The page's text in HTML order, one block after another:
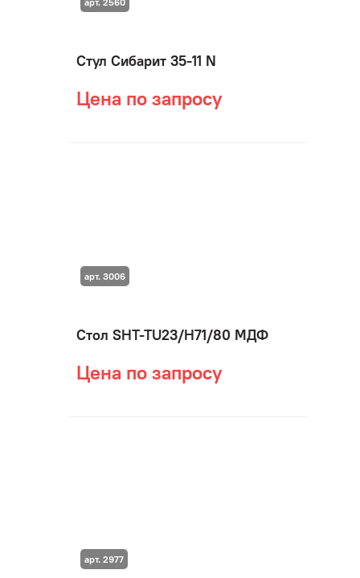
Стул Сибарит 35-11 N
Цена по запросу
Стол SHT-TU23/H71/80 МДФ
Цена по запросу
арт. 3006
арт. 2977